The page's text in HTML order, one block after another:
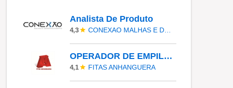
Analista De Produto
4,3
OPERADOR DE EMPILHADEIRA - ALMOXERIFADO ( COM EXPERIÊNCIA EM EMPILHADEIRA )
4,1 FITAS ANHANGUERA